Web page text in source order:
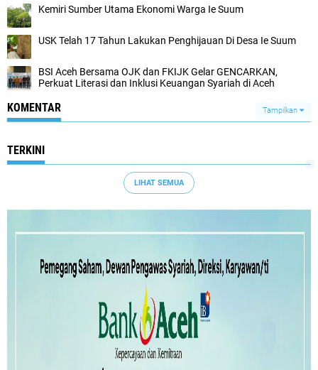
Kemiri Sumber Utama Ekonomi Warga Ie Suum
USK Telah 17 Tahun Lakukan Penghijauan Di Desa Ie Suum
BSI Aceh Bersama OJK dan FKIJK Gelar GENCARKAN,
Perkuat Literasi dan Inklusi Keuangan Syariah di Aceh
KOMENTAR Tampilkan
TERKINI
LIHAT SEMUA